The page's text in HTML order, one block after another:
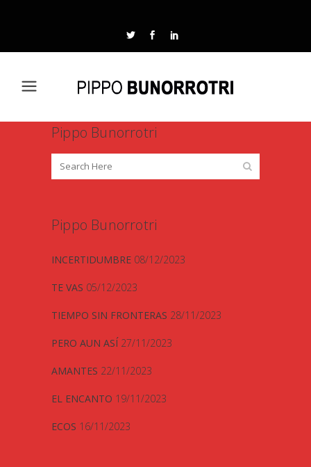
Pippo Bunorrotri
Pippo Bunorrotri
INCERTIDUMBRE 08/12/2023
TE VAS 05/12/2023
TIEMPO SIN FRONTERAS 28/11/2023
PERO AUN ASÍ 27/11/2023
AMANTES 22/11/2023
EL ENCANTO 19/11/2023
ECOS 16/11/2023